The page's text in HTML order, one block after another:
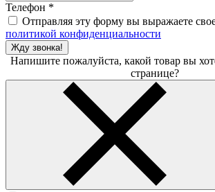
Телефон *
Отправляя эту форму вы выражаете
политикой конфиденциальности
Жду звонка!
Напишите пожалуйста, какой товар вы
странице?